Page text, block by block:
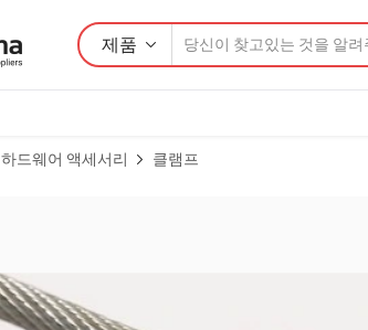
제품
하드웨어 액세서리 클램프